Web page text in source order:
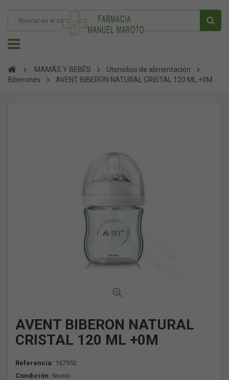
MAMÁS Y BEBÉS
Utensilios de alimentación
Biberones
AVENT BIBERON NATURAL CRISTAL 120 ML +0M
AVENT BIBERON NATURAL
CRISTAL 120 ML +0M
Referencia: 167952
Condición: Nuevo